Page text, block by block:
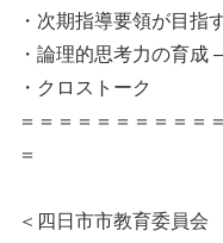
・次期指導要領が目指
・論理的思考力の育成
・クロストーク
＝＝＝＝＝＝＝＝＝＝
＝
＜四日市市教育委員会